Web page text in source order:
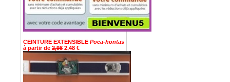
CEINTURE EXTENSIBLE Poca-hontas
à partir de 2,98 2,48 €